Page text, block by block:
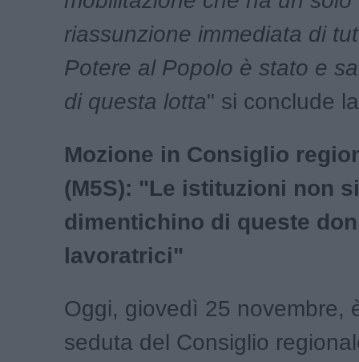
riassunzione immediata di
Potere al Popolo è stato e
di questa lotta" si conclude
Mozione in Consiglio
(M5S): "Le istituzioni non si
dimentichino di queste
lavoratrici"
Oggi, giovedì 25 novembre,
seduta del Consiglio